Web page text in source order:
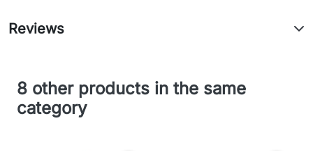
Reviews
8 other products in the same
category